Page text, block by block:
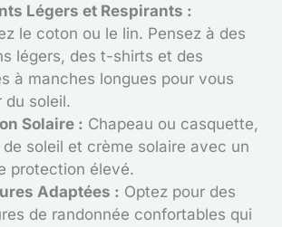
Légers et Respirants :
le coton ou le lin. Pensez à des
légers, des t-shirts et des
à manches longues pour vous
du soleil.
Solaire : Chapeau ou casquette,
soleil et crème solaire avec un
protection élevé.
Adaptées : Optez pour des
de randonnée confortables qui